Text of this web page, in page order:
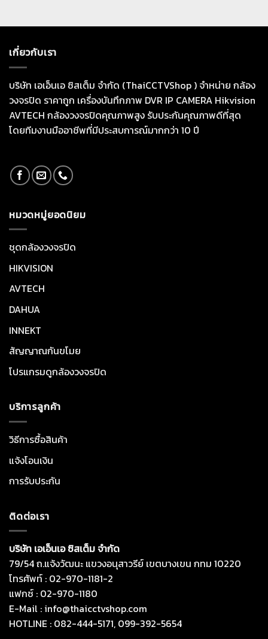
เกี่ยวกับเรา
บริษัท เอเอ็นเอ ซิสเต็ม จำกัด (ThaiCCTVShop ) จำหน่าย กล้อง
วงจรปิด ราคาถูก เครื่องบันทึกภาพ DVR IP CAMERA Hikvision
AVTECH กล้องวงจรปิดคุณภาพสูง รับประกันคุณภาพดีที่สุด
โดยทีมงานมืออาชีพที่มีประสบการณ์มากกว่า 10 ปี
หมวดหมู่ยอดนิยม
ชุดกล้องวงจรปิด
HIKVISION
AVTECH
DAHUA
INNEKT
สัญญาณกันขโมย
โปรแกรมดูกล้องวงจรปิด
บริการลูกค้า
วิธีการซื้อสินค้า
แจ้งโอนเงิน
การรับประกัน
ติดต่อเรา
บริษัท เอเอ็นเอ ซิสเต็ม จำกัด
79/54 ถ.แจ้งวัฒนะ แขวงอนุสาวรีย์ เขตบางเขน กทม 10220
โทรศัพท์ : 02-970-1181-2
แฟกซ์ : 02-970-1180
E-Mail : info@thaicctvshop.com
HOTLINE : 082-444-5171, 099-392-5654